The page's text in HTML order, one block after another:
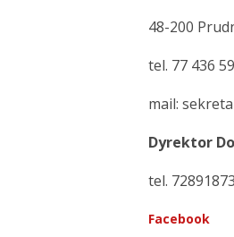
48-200
tel. 77 436
mail:
Dyrektor
tel.
Facebook